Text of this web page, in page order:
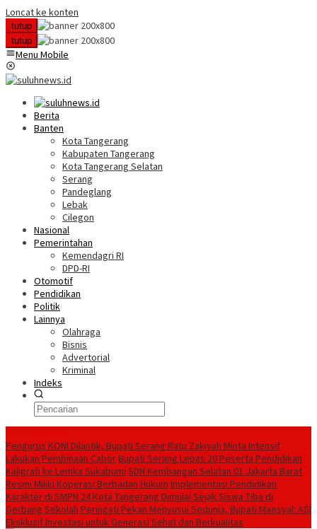
Loncat ke konten
tutup
tutup
Menu Mobile
Berita
Banten
Kota Tangerang
Kabupaten Tangerang
Kota Tangerang Selatan
Serang
Pandeglang
Lebak
Cilegon
Nasional
Pemerintahan
Kemendagri RI
DPD-RI
Otomotif
Pendidikan
Politik
Lainnya
Olahraga
Bisnis
Advertorial
Kriminal
Indeks
Pengurus KONI Dilantik, Bupati Serang Ratu Zakiyah Minta Intensif
Lakukan Pembinaan CaborBupati Serang Lepas 20 Peserta Pendidikan
Kaligrafi ke Lemka Sukabumi SDN Kembangan Selatan 01 Jakarta Barat
Resmi Miliki Koperasi Berbadan Hukum Implementasi Pendidikan
Karakter di SMPN 24 Kota Tangerang Dimulai Sejak Siswa Tiba di
Gerbang Sekolah Peringati Pekan Menyusui Sedunia, Bupati Maesyal: ASI
Eksklusif Investasi untuk Generasi Sehat dan Berkualitas